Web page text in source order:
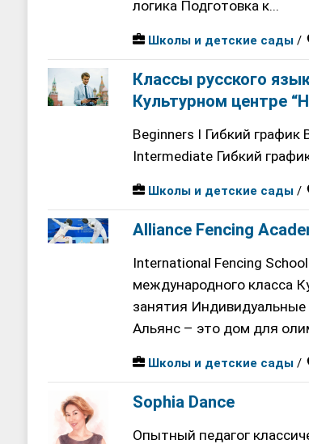
логика Подготовка к...
Школы и детские сады/
Классы русского
Культурном центре
Beginners I Гибкий график
Intermediate Гибкий
Школы и детские сады/
Alliance Fencing
International Fencing
международного класса
занятия Индивидуальные
Альянс – это дом для
Школы и детские сады/
Sophia Dance
Опытный педагог